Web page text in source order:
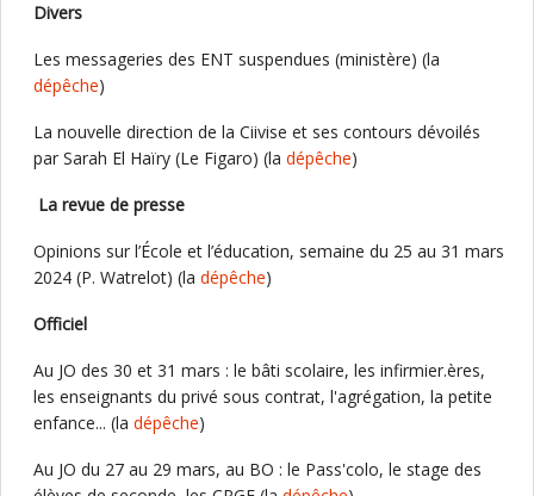
Divers
Les messageries des ENT suspendues (ministère) (la
dépêche)
La nouvelle direction de la Ciivise et ses contours dévoilés
par Sarah El Haïry (Le Figaro) (la dépêche)
La revue de presse
Opinions sur l’École et l’éducation, semaine du 25 au 31 mars
2024 (P. Watrelot) (la dépêche)
Officiel
Au JO des 30 et 31 mars : le bâti scolaire, les infirmier.ères,
les enseignants du privé sous contrat, l'agrégation, la petite
enfance... (la dépêche)
Au JO du 27 au 29 mars, au BO : le Pass'colo, le stage des